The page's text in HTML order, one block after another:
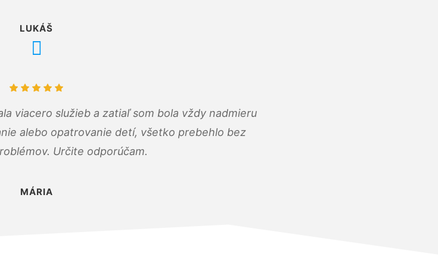
LUKÁŠ
viacero služieb a zatiaľ som bola vždy nadmieru
alebo opatrovanie detí, všetko prebehlo bez
Určite odporúčam.
MÁRIA